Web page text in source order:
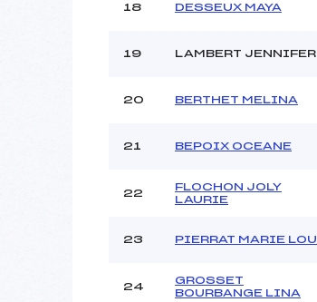
18 DESSEUX MAYA
19 LAMBERT JENNIFER
20 BERTHET MELINA
21 BEPOIX OCEANE
22
FLOCHON JOLY
LAURIE
23 PIERRAT MARIE LOU
24
GROSSET
BOURBANGE LINA